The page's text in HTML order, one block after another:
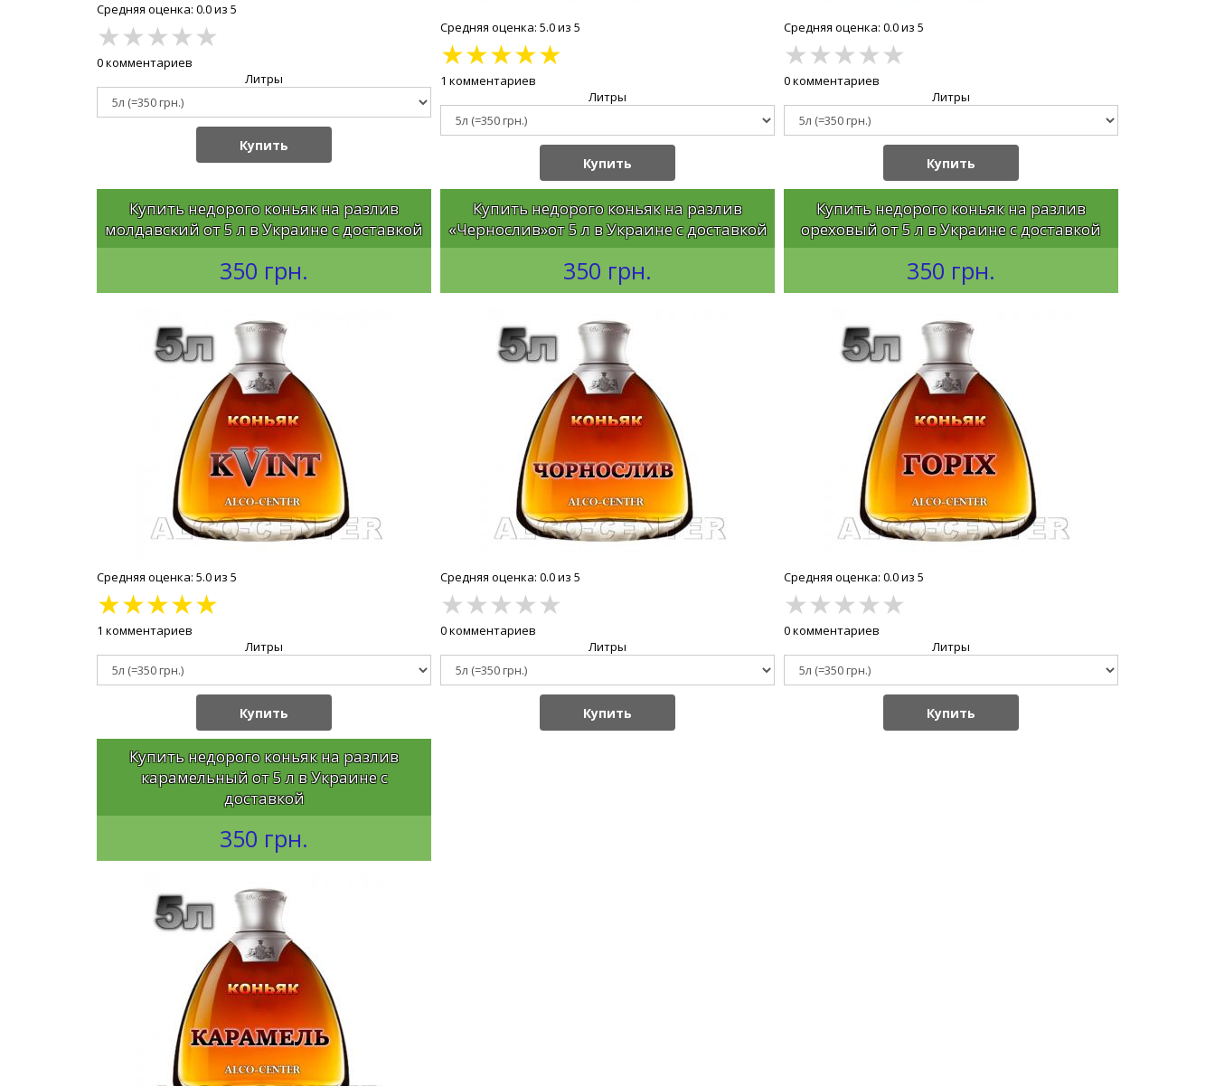
Средняя оценка: 0.0 из 5
★★★★★
0 комментариев
Литры
Купить
Средняя оценка: 5.0 из 5
★★★★★
1 комментариев
Литры
Купить
Средняя оценка: 0.0 из 5
★★★★★
0 комментариев
Литры
Купить
Купить недорого коньяк на разлив
молдавский от 5 л в Украине с доставкой
350 грн.
Средняя оценка: 5.0 из 5
★★★★★
1 комментариев
Литры
Купить
Купить недорого коньяк на разлив
«Чернослив»от 5 л в Украине с доставкой
350 грн.
Средняя оценка: 0.0 из 5
★★★★★
0 комментариев
Литры
Купить
Купить недорого коньяк на разлив
ореховый от 5 л в Украине с доставкой
350 грн.
Средняя оценка: 0.0 из 5
★★★★★
0 комментариев
Литры
Купить
Купить недорого коньяк на разлив
карамельный от 5 л в Украине с
доставкой
350 грн.